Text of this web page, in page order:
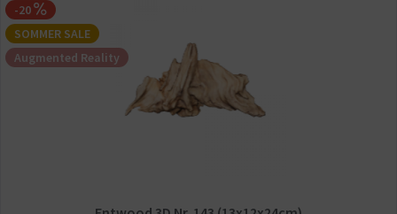
-20
SOMMER SALE
Augmented Reality